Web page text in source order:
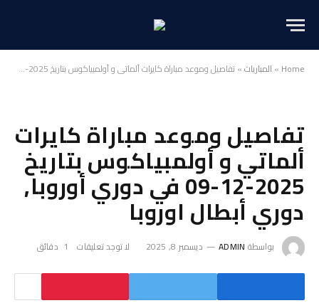
Home
» المباريات»تفاصيل وموعد مباراة كايرات ألماتي و أولمبياكوس بتاريخ 2025-12-09 في دوري أوروبا, دوري أبطال اوروبا
تفاصيل وموعد مباراة كايرات
ألماتي و أولمبياكوس بتاريخ
2025-12-09 في دوري أوروبا,
دوري أبطال اوروبا
بواسطة ADMIN ديسمبر 8, 2025 لا توجد تعليقات 1 دقائق